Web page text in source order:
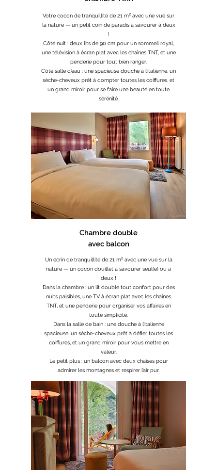
Votre cocon de tranquillité de 21 m² avec une vue sur
la nature — un petit coin de paradis à savourer à deux
!
Côté nuit : deux lits de 90 cm pour un sommeil royal,
une télévision à écran plat avec les chaînes TNT, et une
penderie pour tout bien ranger.
Côté salle d’eau : une spacieuse douche à l’italienne, un
sèche-cheveux prêt à dompter toutes les coiffures, et
un grand miroir pour se faire une beauté en toute
sérénité.
Chambre double
avec balcon
Un écrin de tranquillité de 21 m² avec une vue sur la
nature — un cocon douillet à savourer seul(e) ou à
deux !
Dans la chambre : un lit double tout confort pour des
nuits paisibles, une TV à écran plat avec les chaînes
TNT, et une penderie pour organiser vos affaires en
toute simplicité.
Dans la salle de bain : une douche à l’italienne
spacieuse, un sèche-cheveux prêt à défier toutes les
coiffures, et un grand miroir pour vous mettre en
valeur.
Le petit plus : un balcon avec deux chaises pour
admirer les montagnes et respirer l’air pur.